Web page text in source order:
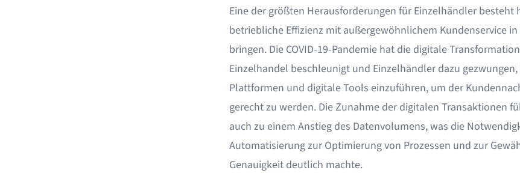
Eine der größten Herausforderungen für Einzelhändler besteht
betriebliche Effizienz mit außergewöhnlichem Kundenservice in
bringen. Die COVID-19-Pandemie hat die digitale
Einzelhandel beschleunigt und Einzelhändler dazu gezwungen,
Plattformen und digitale Tools einzuführen, um der
gerecht zu werden. Die Zunahme der digitalen Transaktionen
auch zu einem Anstieg des Datenvolumens, was die
Automatisierung zur Optimierung von Prozessen und zur
Genauigkeit deutlich machte.